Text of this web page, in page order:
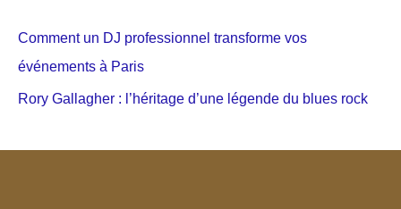
Comment un DJ professionnel transforme vos
événements à Paris
Rory Gallagher : l’héritage d’une légende du blues rock